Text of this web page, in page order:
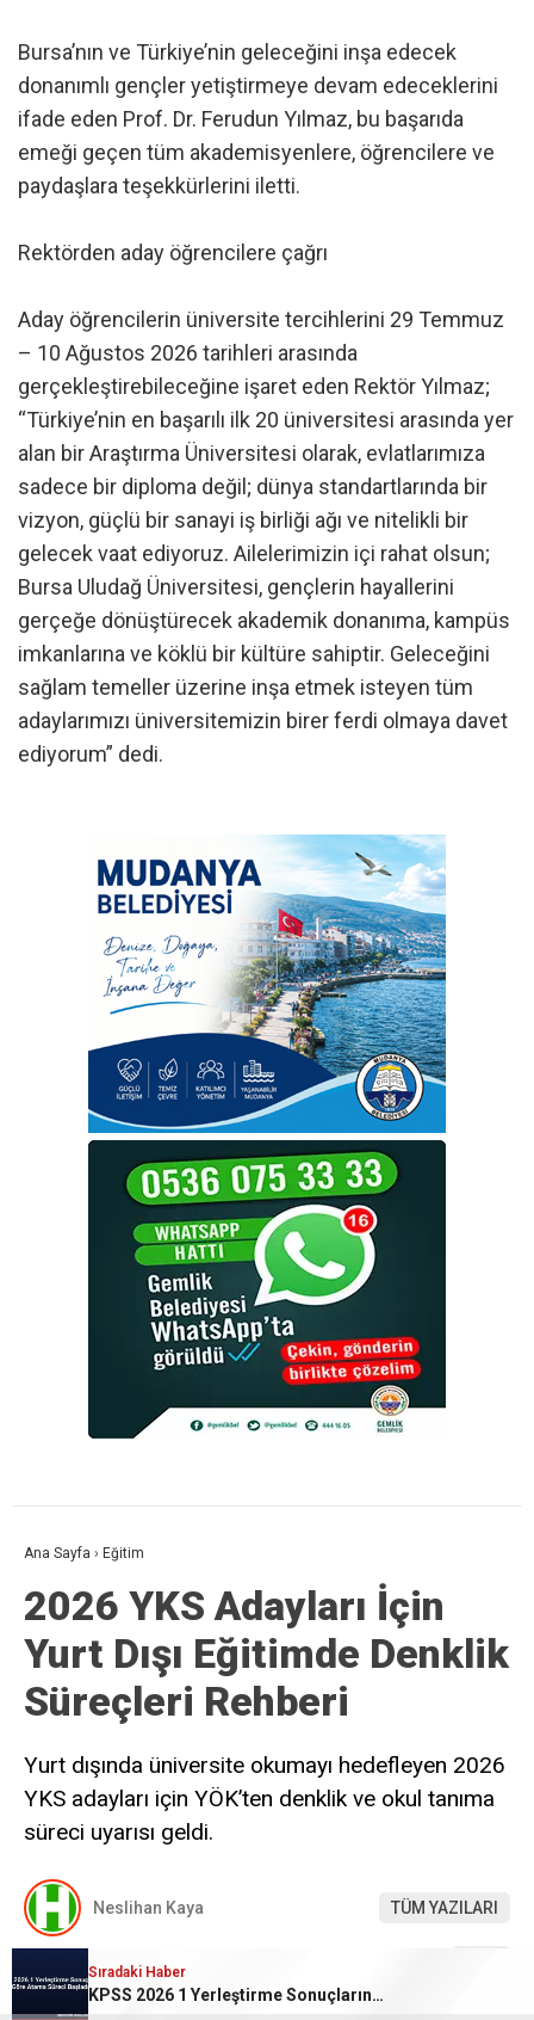
Bursa’nın ve Türkiye’nin geleceğini inşa edecek
donanımlı gençler yetiştirmeye devam edeceklerini
ifade eden Prof. Dr. Ferudun Yılmaz, bu başarıda
emeği geçen tüm akademisyenlere, öğrencilere ve
paydaşlara teşekkürlerini iletti.
Rektörden aday öğrencilere çağrı
Aday öğrencilerin üniversite tercihlerini 29 Temmuz
– 10 Ağustos 2026 tarihleri arasında
gerçekleştirebileceğine işaret eden Rektör Yılmaz;
“Türkiye’nin en başarılı ilk 20 üniversitesi arasında yer
alan bir Araştırma Üniversitesi olarak, evlatlarımıza
sadece bir diploma değil; dünya standartlarında bir
vizyon, güçlü bir sanayi iş birliği ağı ve nitelikli bir
gelecek vaat ediyoruz. Ailelerimizin içi rahat olsun;
Bursa Uludağ Üniversitesi, gençlerin hayallerini
gerçeğe dönüştürecek akademik donanıma, kampüs
imkanlarına ve köklü bir kültüre sahiptir. Geleceğini
sağlam temeller üzerine inşa etmek isteyen tüm
adaylarımızı üniversitemizin birer ferdi olmaya davet
ediyorum” dedi.
Ana Sayfa › Eğitim
2026 YKS Adayları İçin
Yurt Dışı Eğitimde Denklik
Süreçleri Rehberi
Yurt dışında üniversite okumayı hedefleyen 2026
YKS adayları için YÖK’ten denklik ve okul tanıma
süreci uyarısı geldi.
Neslihan Kaya TÜM YAZILARI
Sıradaki Haber
KPSS 2026 1 Yerleştirme Sonuçlarına Göre Atama Süreci Başladı